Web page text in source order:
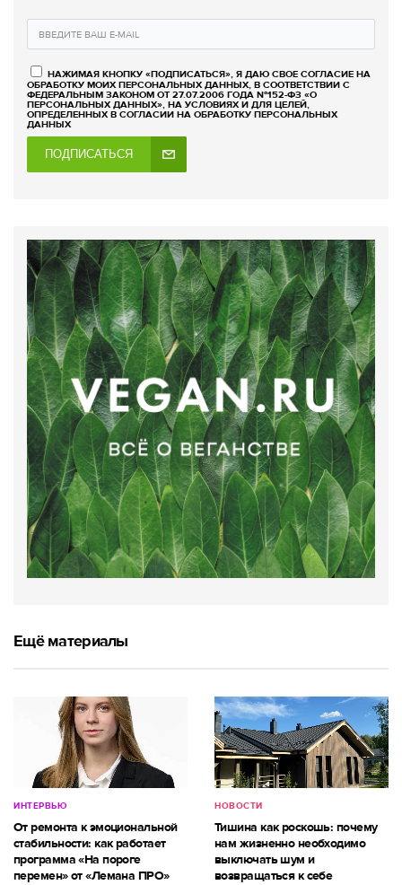
НАЖИМАЯ КНОПКУ «ПОДПИСАТЬСЯ», Я ДАЮ СВОЕ СОГЛАСИЕ НА
ОБРАБОТКУ МОИХ ПЕРСОНАЛЬНЫХ ДАННЫХ, В СООТВЕТСТВИИ С
ФЕДЕРАЛЬНЫМ ЗАКОНОМ ОТ 27.07.2006 ГОДА №152-ФЗ «О
ПЕРСОНАЛЬНЫХ ДАННЫХ», НА УСЛОВИЯХ И ДЛЯ ЦЕЛЕЙ,
ОПРЕДЕЛЕННЫХ В СОГЛАСИИ НА ОБРАБОТКУ ПЕРСОНАЛЬНЫХ
ДАННЫХ
ПОДПИСАТЬСЯ
Ещё материалы
ИНТЕРВЬЮ
От ремонта к эмоциональной
стабильности: как работает
программа «На пороге
перемен» от «Лемана ПРО»
НОВОСТИ
Тишина как роскошь: почему
нам жизненно необходимо
выключать шум и
возвращаться к себе